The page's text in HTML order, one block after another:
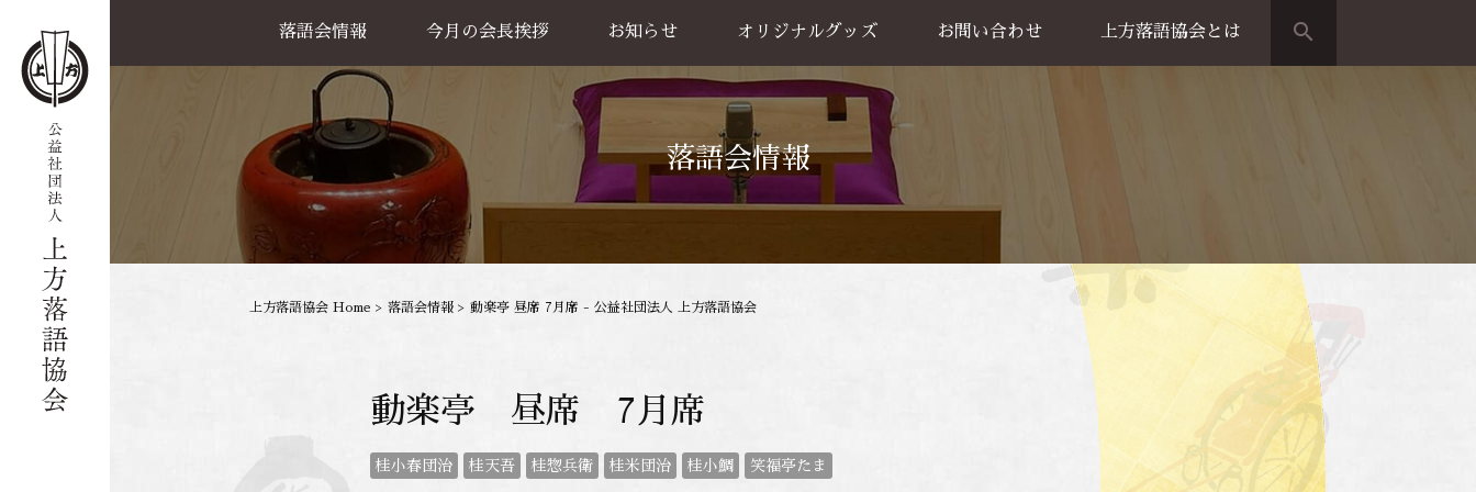
落語会情報
公演一覧
天満天神繁昌亭
喜楽館
島之内寄席
協力事業
今月の会長挨拶 お知らせ オリジナルグッズ
グッズ販売
お買い物方法
お問い合わせ 上方落語協会とは search
落語会情報
上方落語協会 Home > 落語会情報 > 動楽亭 昼席 7月席 - 公益社団法人 上方落語協会
動楽亭 昼席 7月席
桂小春団治 桂天吾 桂惣兵衛 桂米団治 桂小鯛 笑福亭たま